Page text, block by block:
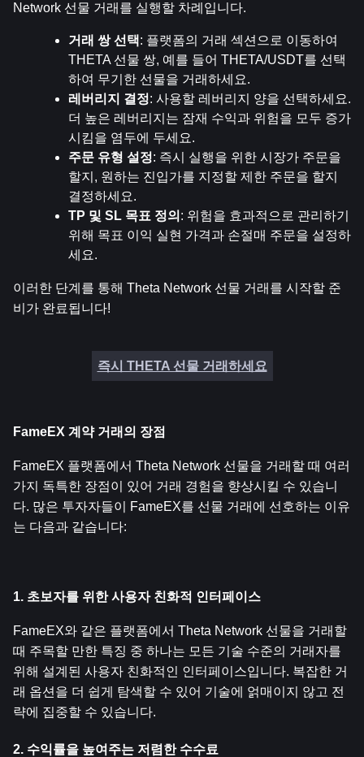
Network 선물 거래를 실행할 차례입니다.
거래 쌍 선택: 플랫폼의 거래 섹션으로 이동하여
THETA 선물 쌍, 예를 들어 THETA/USDT를 선택
하여 무기한 선물을 거래하세요.
레버리지 결정: 사용할 레버리지 양을 선택하세요.
더 높은 레버리지는 잠재 수익과 위험을 모두 증가
시킴을 염두에 두세요.
주문 유형 설정: 즉시 실행을 위한 시장가 주문을
할지, 원하는 진입가를 지정할 제한 주문을 할지
결정하세요.
TP 및 SL 목표 정의 : 위험을 효과적으로 관리하기
위해 목표 이익 실현 가격과 손절매 주문을 설정하
세요.
이러한 단계를 통해 Theta Network 선물 거래를 시작할 준
비가 완료됩니다!
즉시 THETA 선물 거래하세요
FameEX 계약 거래의 장점
FameEX 플랫폼에서 Theta Network 선물을 거래할 때 여러
가지 독특한 장점이 있어 거래 경험을 향상시킬 수 있습니
다. 많은 투자자들이 FameEX를 선물 거래에 선호하는 이유
는 다음과 같습니다:
1. 초보자를 위한 사용자 친화적 인터페이스
FameEX와 같은 플랫폼에서 Theta Network 선물을 거래할
때 주목할 만한 특징 중 하나는 모든 기술 수준의 거래자를
위해 설계된 사용자 친화적인 인터페이스입니다. 복잡한 거
래 옵션을 더 쉽게 탐색할 수 있어 기술에 얽매이지 않고 전
략에 집중할 수 있습니다.
2. 수익률을 높여주는 저렴한 수수료